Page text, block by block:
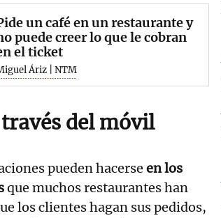
un café en un restaurante y
puede creer lo que le cobran
el ticket
Áriz | NTM
del móvil
pueden hacerse en los
que muchos restaurantes han
los clientes hagan sus pedidos,